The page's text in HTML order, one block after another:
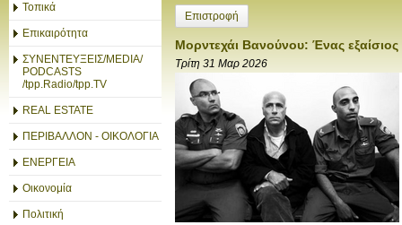
Τοπικά
Επικαιρότητα
ΣΥΝΕΝΤΕΥΞΕΙΣ/MEDIA/
PODCASTS
/tpp.Radio/tpp.TV
REAL ESTATE
ΠΕΡΙΒΑΛΛΟΝ - ΟΙΚΟΛΟΓΙΑ
ΕΝΕΡΓΕΙΑ
Οικονομία
Πολιτική
Επιστροφή
Μορντεχάι Βανούνου: Ένας
Τρίτη 31 Μαρ 2026